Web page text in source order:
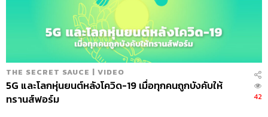
THE SECRET SAUCE | VIDEO
5G และโลกหุ่นยนต์หลังโควิด-19 เมื่อทุกคนถูกบังคับให้
ทรานส์ฟอร์ม
42